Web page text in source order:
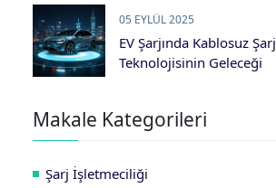
05 EYLÜL 2025
EV Şarjında Kablosuz Şarj
Teknolojisinin Geleceği
Makale Kategorileri
Şarj İşletmeciliği